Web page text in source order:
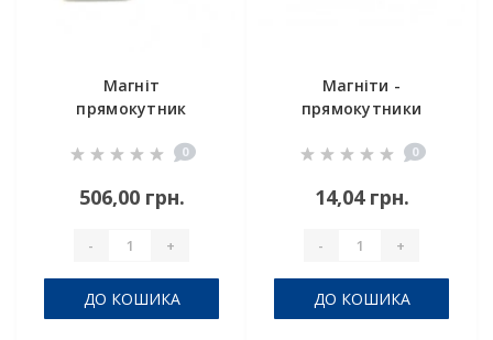
Магніт
прямокутник
0
506,00 грн.
- +
ДО КОШИКА
Магніти -
прямокутники
0
14,04 грн.
- +
ДО КОШИКА